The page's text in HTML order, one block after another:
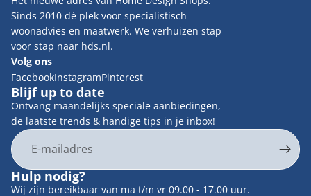
Sinds 2010 dé plek voor specialistisch
woonadvies en maatwerk. We verhuizen stap
voor stap naar hds.nl.
Volg ons
FacebookInstagramPinterest
Blijf up to date
Ontvang maandelijks speciale aanbiedingen,
de laatste trends & handige tips in je inbox!
E-mail
Hulp nodig?
Wij zijn bereikbaar van ma t/m vr 09.00 - 17.00 uur.
Contactgegevens